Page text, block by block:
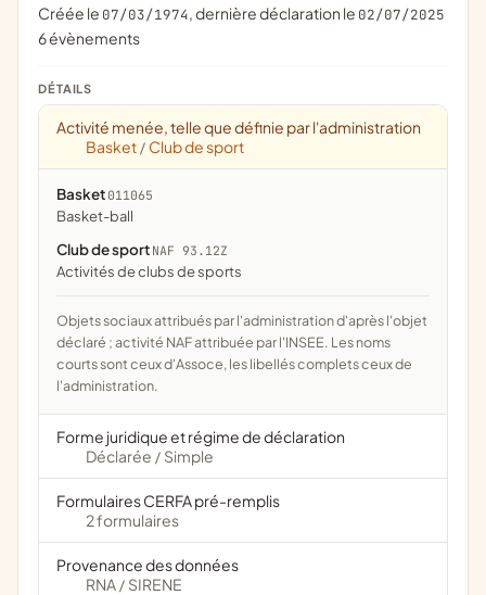
Créée le 07/03/1974, dernière déclaration le 02/07/2025
6 évènements
DÉTAILS
Activité menée, telle que définie par l'administration
Basket / Club de sport
Basket 011065
Basket-ball
Club de sport NAF 93.12Z
Activités de clubs de sports
Objets sociaux attribués par l'administration d'après l'objet
déclaré ; activité NAF attribuée par l'INSEE. Les noms
courts sont ceux d'Assoce, les libellés complets ceux de
l'administration.
Forme juridique et régime de déclaration
Déclarée / Simple
Formulaires CERFA pré-remplis
2 formulaires
Provenance des données
RNA / SIRENE